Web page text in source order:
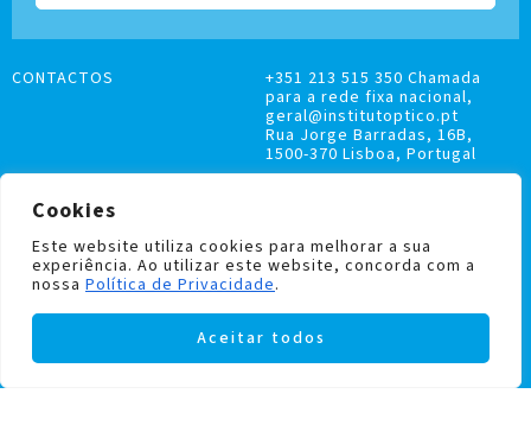
Cookies
Este website utiliza cookies para melhorar a sua
experiência. Ao utilizar este website, concorda com a
nossa Política de Privacidade.
Aceitar todos
LIVRO DE RECLAMAÇÕES
POLÍTICA DE PRIVACIDADE E COOKIES
CONTACTOS
+351 213 515 350 Chamada
para a rede fixa nacional,
geral@institutoptico.pt
Rua Jorge Barradas, 16B,
1500-370 Lisboa, Portugal